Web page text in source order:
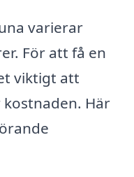
varierar
För att få en
viktigt att
Här